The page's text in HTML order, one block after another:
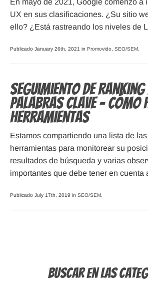
En mayo de 2021, Google comenzó a
UX en sus clasificaciones. ¿Su sitio
ello? ¿Está rastreando los niveles de
Publicado January 26th, 2021 in Promovido SEO/SEM
Seguimiento de Ranking
Palabras Clave – Cómo
Herramientas
Estamos compartiendo una lista de
herramientas para monitorear su
resultados de búsqueda y varias
importantes que debe tener en cuenta
Publicado July 17th, 2019 in SEO/SEM
Buscar en las